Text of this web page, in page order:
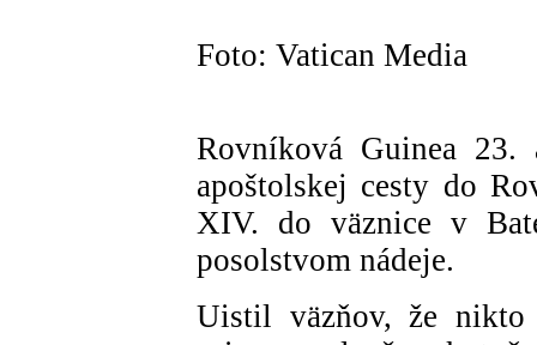
Foto: Vatican Media
Rovníková Guinea 23.
apoštolskej cesty do
XIV. do väznice v
posolstvom nádeje.
Uistil väzňov, že